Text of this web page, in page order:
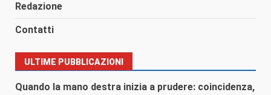
Redazione
Contatti
ULTIME PUBBLICAZIONI
Quando la mano destra inizia a prudere: coincidenza,